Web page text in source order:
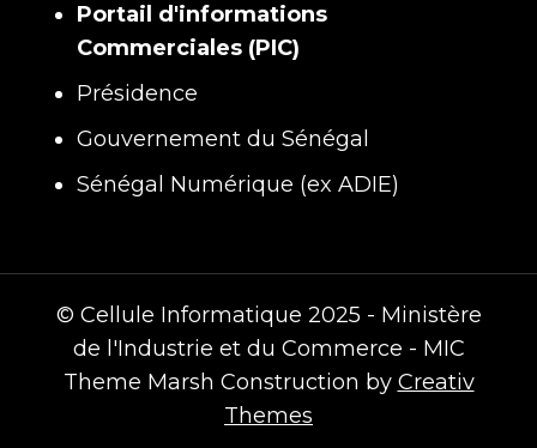
Portail d'informations
Commerciales (PIC)
Présidence
Gouvernement du Sénégal
Sénégal Numérique (ex ADIE)
© Cellule Informatique 2025 - Ministère
de l'Industrie et du Commerce - MIC
Theme Marsh Construction by Creativ
Themes